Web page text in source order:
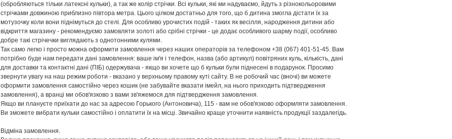
(обробляються тільки латексні кульки), а так же колір стрічки. Всі кульки, які ми надуваємо, йдуть з різнокольоровими
стрічками довжиною приблизно півтора метра. Цього цілком достатньо для того, що б дитина змогла дістати їх за
мотузочку коли вони піднімуться до стелі. Для особливо урочистих подій - таких як весілля, народження дитини або
відкриття магазину - рекомендуємо замовляти золоті або срібні стрічки - це додає особливого шарму події, особливо
добре такі стрічечки виглядають з однотонними кулями.
Так само легко і просто можна оформити замовлення через наших операторів за телефоном +38 (067) 401-51-45. Вам
потрібно буде нам передати дані замовлення: ваше ім'я і телефон, назва (або артикул) повітряних куль, кількість, дані
для доставки та контактні дані (ПІБ) одержувача - якщо ви хочете що б кульки були піднесені в подарунок. Просимо
звернути увагу на наш режим роботи - вказано у верхньому правому куті сайту. В не робочий час (вночі) ви можете
оформити замовлення самостійно через кошик (не забувайте вказати імейл, на нього приходить підтвердження
замовлення), а вранці ми обов'язково з вами зв'яжемося для підтвердження замовлення.
Якщо ви плануєте приїхати до нас за адресою Горького (Антоновича), 115 - вам не обов'язково оформляти замовлення.
Ви зможете вибрати кульки самостійно і оплатити їх на місці. Звичайно краще уточнити наявність продукції заздалегідь.
Відміна замовлення.